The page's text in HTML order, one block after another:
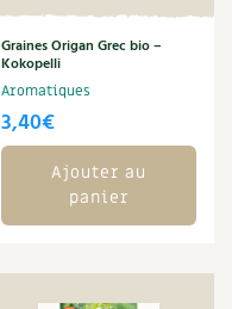
Graines Origan Grec bio –
Kokopelli
Aromatiques
3,40€
Ajouter au
panier